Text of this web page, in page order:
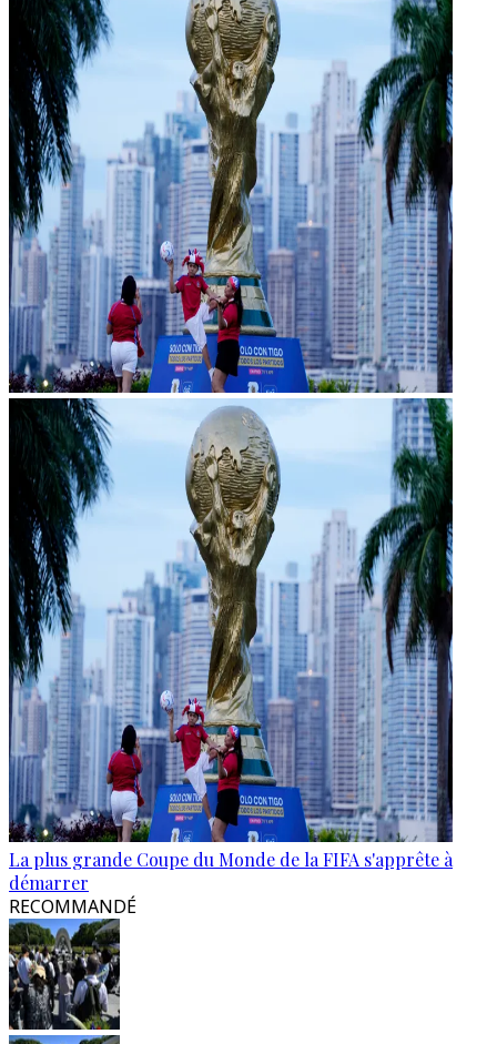
La plus grande Coupe du Monde de la FIFA s'apprête à
démarrer
RECOMMANDÉ